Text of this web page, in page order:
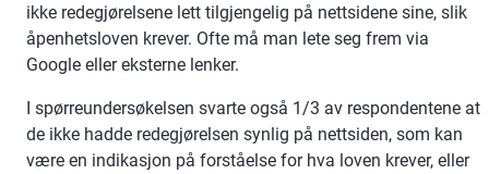
ikke redegjørelsene lett tilgjengelig på nettsidene sine, slik
åpenhetsloven krever. Ofte må man lete seg frem via
Google eller eksterne lenker.
I spørreundersøkelsen svarte også 1/3 av respondentene at
de ikke hadde redegjørelsen synlig på nettsiden, som kan
være en indikasjon på forståelse for hva loven krever, eller